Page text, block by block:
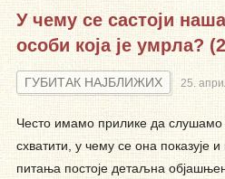
У чему се састоји
особи која је умрла?
ГУБИТАК НАЈБЛИЖИХ 25.
Често имамо прилике да слушамо
схватити, у чему се она показује
питања постоје детаљна